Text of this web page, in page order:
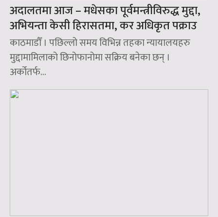
अदालतमा आज – मधेसका पूर्वमन्त्रीविरुद्ध मुद्दा,
अभियन्ता केसी हिरासतमा, कर अधिकृत पक्राउ
काठमाडौँ । पछिल्लो समय विभिन्न तहका न्यायालयहरु
मुद्दामामिलाको छिनोफानोमा सक्रिय बनेका छन् ।
अर्कोतर्फ...